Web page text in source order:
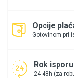
Opcije
Gotovinom pri
Rok
24-48h (za